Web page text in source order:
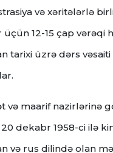
və xəritələrlə
12-15 çap vərəqi
tarixi üzrə dərs vəsaiti
və maarif nazirlərinə
dekabr 1958-ci ilə
və rus dilində olan